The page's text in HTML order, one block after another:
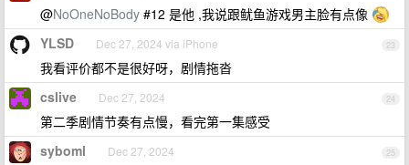
@NoOneNoBody #12 是他 ,我说跟鱿鱼游戏男主脸有点像
23
YLSD Dec 27, 2024 via iPhone
我看评价都不是很好呀，剧情拖沓
24
cslive Dec 27, 2024
第二季剧情节奏有点慢，看完第一集感受
25
syboml Dec 27, 2024